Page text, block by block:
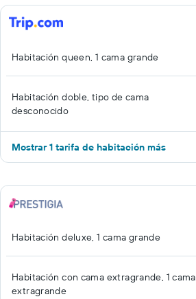
Habitación queen, 1 cama grande
Habitación doble, tipo de cama
desconocido
Mostrar 1 tarifa de habitación más
Habitación deluxe, 1 cama grande
Habitación con cama extragrande, 1 cama
extragrande